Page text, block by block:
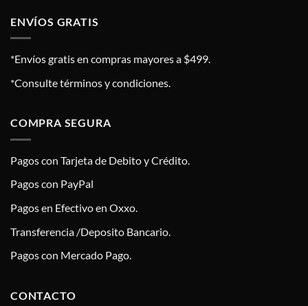
ENVÍOS GRATIS
*Envíos gratis en compras mayores a $499.
*Consulte términos y condiciones.
COMPRA SEGURA
Pagos con Tarjeta de Debito y Crédito.
Pagos con PayPal
Pagos en Efectivo en Oxxo.
Transferencia /Deposito Bancario.
Pagos con Mercado Pago.
CONTACTO